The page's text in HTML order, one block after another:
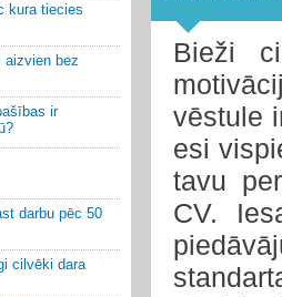
kura tiecies
aizvien bez
ir
darbu pēc 50
cilvēki dara
Bieži
vēstule
esi
tavu
CV.